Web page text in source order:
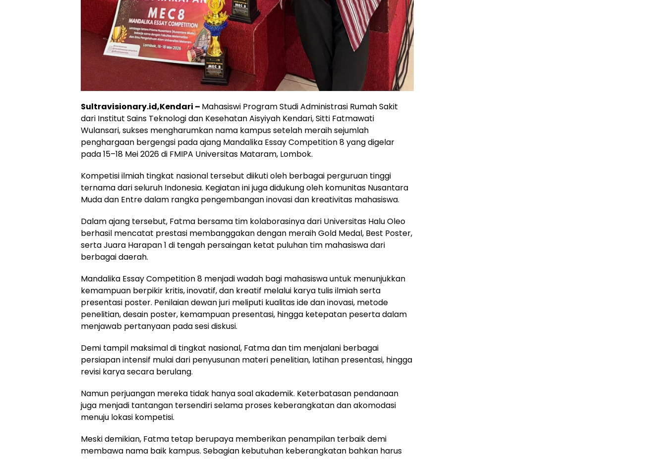
Sultravisionary.id,Kendari – Mahasiswi Program Studi Administrasi Rumah Sakit
dari Institut Sains Teknologi dan Kesehatan Aisyiyah Kendari, Sitti Fatmawati
Wulansari, sukses mengharumkan nama kampus setelah meraih sejumlah
penghargaan bergengsi pada ajang Mandalika Essay Competition 8 yang digelar
pada 15–18 Mei 2026 di FMIPA Universitas Mataram, Lombok.
‎Kompetisi ilmiah tingkat nasional tersebut diikuti oleh berbagai perguruan tinggi
ternama dari seluruh Indonesia. Kegiatan ini juga didukung oleh komunitas Nusantara
Muda dan Entre dalam rangka pengembangan inovasi dan kreativitas mahasiswa.
‎Dalam ajang tersebut, Fatma bersama tim kolaborasinya dari Universitas Halu Oleo
berhasil mencatat prestasi membanggakan dengan meraih Gold Medal, Best Poster,
serta Juara Harapan 1 di tengah persaingan ketat puluhan tim mahasiswa dari
berbagai daerah.
‎Mandalika Essay Competition 8 menjadi wadah bagi mahasiswa untuk menunjukkan
kemampuan berpikir kritis, inovatif, dan kreatif melalui karya tulis ilmiah serta
presentasi poster. Penilaian dewan juri meliputi kualitas ide dan inovasi, metode
penelitian, desain poster, kemampuan presentasi, hingga ketepatan peserta dalam
menjawab pertanyaan pada sesi diskusi.
‎Demi tampil maksimal di tingkat nasional, Fatma dan tim menjalani berbagai
persiapan intensif mulai dari penyusunan materi penelitian, latihan presentasi, hingga
revisi karya secara berulang.
‎Namun perjuangan mereka tidak hanya soal akademik. Keterbatasan pendanaan
juga menjadi tantangan tersendiri selama proses keberangkatan dan akomodasi
menuju lokasi kompetisi.
‎Meski demikian, Fatma tetap berupaya memberikan penampilan terbaik demi
membawa nama baik kampus. Sebagian kebutuhan keberangkatan bahkan harus